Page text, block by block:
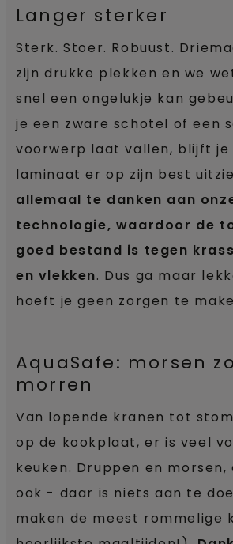
Langer sterker
Sterk. Stoer. Robuust.
zijn drukke plekken en we
snel een ongelukje kan
je een zware schotel of een
voorwerp laat vallen, blijft je
laminaat er op zijn best
allemaal te danken aan
technologie, waardoor de
goed bestand is tegen
en vlekken. Dus ga maar
hoeft je geen zorgen te
AquaSafe: morsen
morren
Van lopende kranen tot
op de kookplaat, er is veel
keuken. Druppen en
ook - daar is niets aan te
maken de meest rommelige